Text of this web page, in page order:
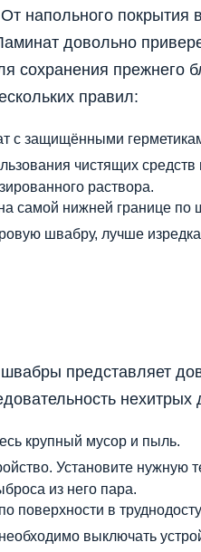
напольного покрытия
довольно
сохранения прежнего
правил:
с защищёнными
чистящих средств
раствора.
самой нижней границе по
швабру, лучше
представляет
нехитрых
крупный мусор и пыль.
Установите нужную
из него пара.
поверхности в
выключать